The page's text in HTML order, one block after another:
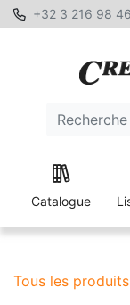
+32 3 216 98 46
Catalogue
Tous les produits